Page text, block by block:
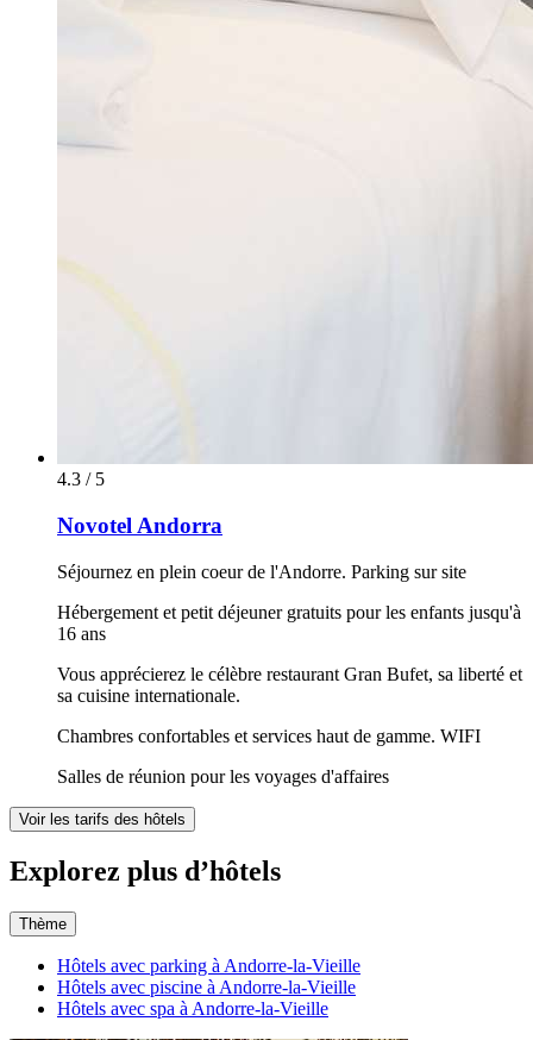
4.3 / 5
Novotel Andorra
Séjournez en plein coeur de l'Andorre. Parking sur site
Hébergement et petit déjeuner gratuits pour les enfants jusqu'à
16 ans
Vous apprécierez le célèbre restaurant Gran Bufet, sa liberté et
sa cuisine internationale.
Chambres confortables et services haut de gamme. WIFI
Salles de réunion pour les voyages d'affaires
Voir les tarifs des hôtels
Explorez plus d’hôtels
Thème
Hôtels avec parking à Andorre-la-Vieille
Hôtels avec piscine à Andorre-la-Vieille
Hôtels avec spa à Andorre-la-Vieille